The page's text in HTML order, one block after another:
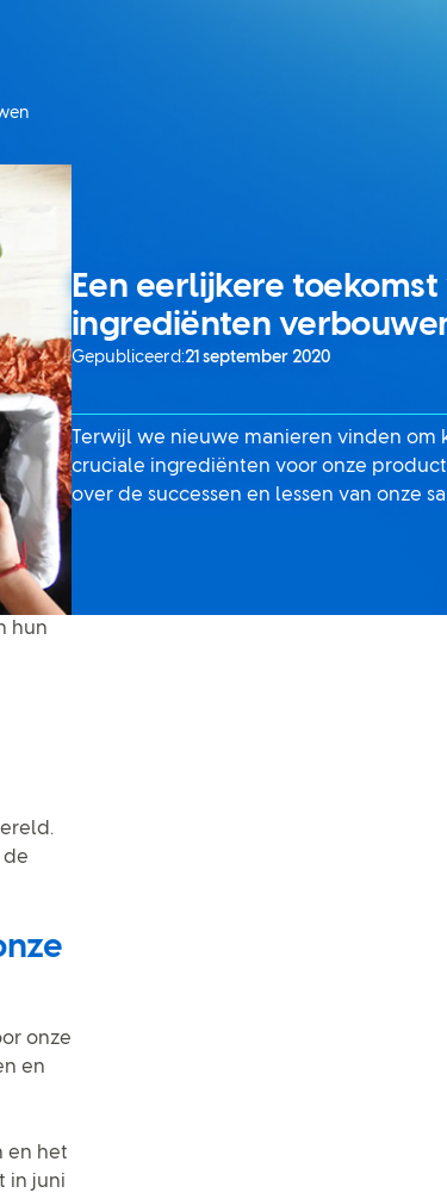
Een eerlijkere
ingrediënten
Gepubliceerd:21 september 2020
Terwijl we nieuwe manieren vinden om
cruciale ingrediënten voor onze
over de successen en lessen van onze
hun
de
onze
en
en het
in juni